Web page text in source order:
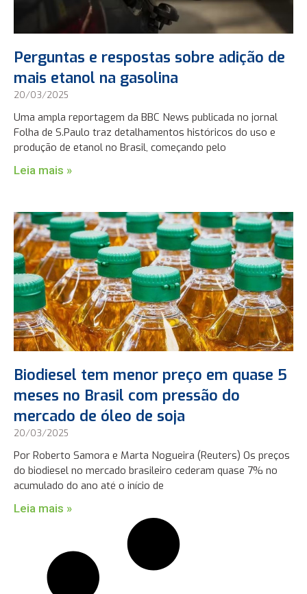
Perguntas e respostas sobre adição de
mais etanol na gasolina
20/03/2025
Uma ampla reportagem da BBC News publicada no jornal
Folha de S.Paulo traz detalhamentos históricos do uso e
produção de etanol no Brasil, começando pelo
Leia mais »
Biodiesel tem menor preço em quase 5
meses no Brasil com pressão do
mercado de óleo de soja
20/03/2025
Por Roberto Samora e Marta Nogueira (Reuters) Os preços
do biodiesel no mercado brasileiro cederam quase 7% no
acumulado do ano até o início de
Leia mais »